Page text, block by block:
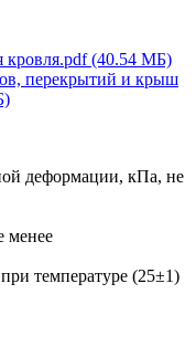
кровля.pdf (40.54 МБ)
перекрытий и крыш
деформации, кПа, не
менее
температуре (25±1)